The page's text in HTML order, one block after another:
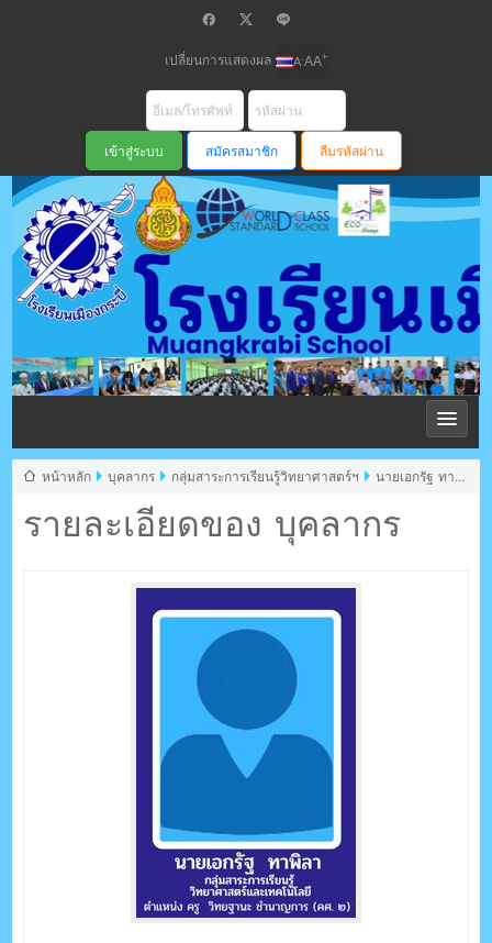
เปลี่ยนการแสดงผล A-AA+
สมัครสมาชิก ลืมรหัสผ่าน
โรงเรียนเมือง
กระบี่ สพม
ตรัง กระบี่
รายละเอียดของ บุคลากร
หน้าหลัก บุคลากร กลุ่มสาระการเรียนรู้วิทยาศาสตร์ฯ
นายเอกรัฐ ทาพิ